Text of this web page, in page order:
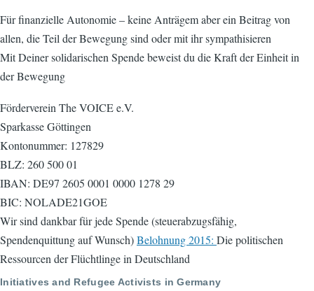
Für finanzielle Autonomie – keine Anträgem aber ein Beitrag von
allen, die Teil der Bewegung sind oder mit ihr sympathisieren
Mit Deiner solidarischen Spende beweist du die Kraft der Einheit in
der Bewegung
Förderverein The VOICE e.V.
Sparkasse Göttingen
Kontonummer: 127829
BLZ: 260 500 01
IBAN: DE97 2605 0001 0000 1278 29
BIC: NOLADE21GOE
Wir sind dankbar für jede Spende (steuerabzugsfähig,
Spendenquittung auf Wunsch)Belohnung 2015: Die politischen
Ressourcen der Flüchtlinge in Deutschland
Initiatives and Refugee Activists in Germany